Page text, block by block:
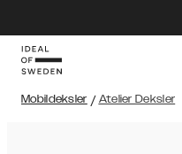
Mobildeksler / Atelier Deksler